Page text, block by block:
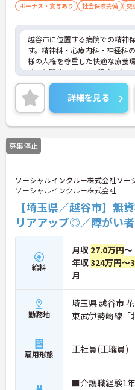
ボーナス・賞与あり
社会保険完備 交
越谷市に位置する病院での精神
す。精神科・心療内科・神経科
様の人権を尊重した快適な療養
す。年間休日は120日程度、年
ルデンウィーク・誕生日休暇な
充実。未経験やブランクのある
るよう、就業後の丁寧なサポー
ご興味のある方には、面接対策
に詳細をお話ししますのでお気
い！
詳細を見る
募集停止
ソーシャルインクルー株式会社ソー
ソーシャルインクルー株式会社
【埼玉県／越谷市】無
リアアップ◎／障がい
給料
月収 27.0万円～
年収324万円～
月
勤務地
埼玉県 越谷市
東武伊勢崎線「
雇用形態 正社員(正職員)
■介護職経験1